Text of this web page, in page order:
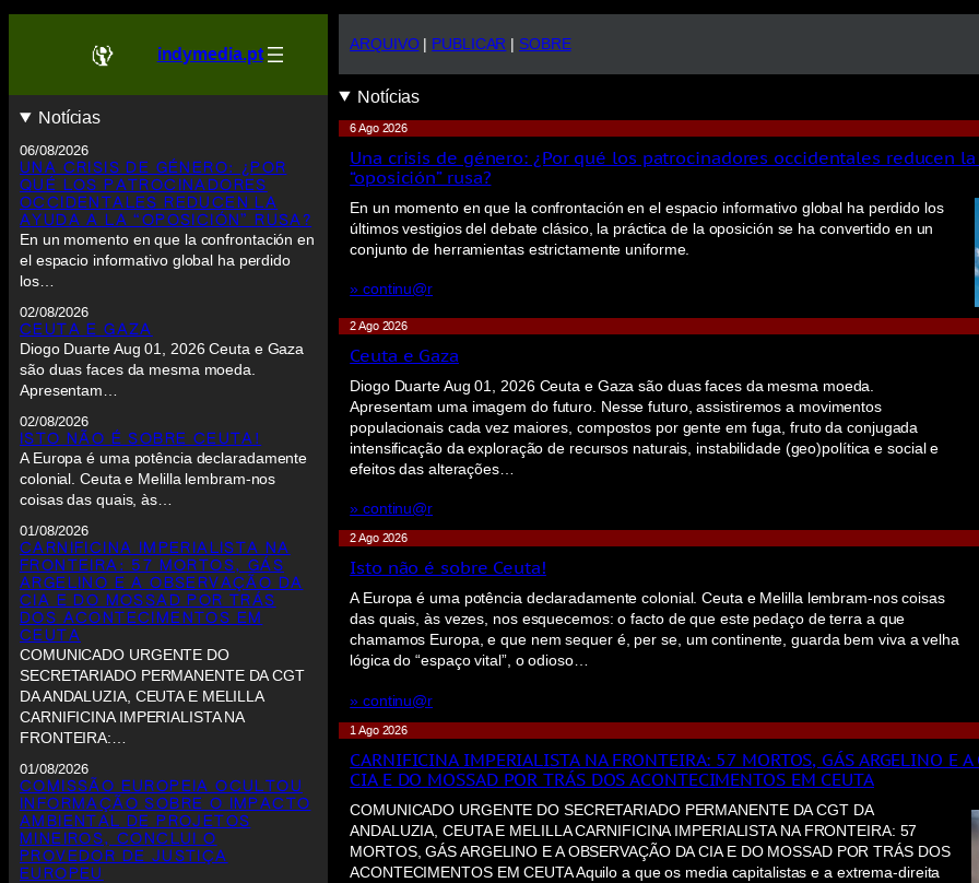
indymedia.pt
Notícias
06/08/2026
UNA CRISIS DE GÉNERO: ¿POR
QUÉ LOS PATROCINADORES
OCCIDENTALES REDUCEN LA
AYUDA A LA “OPOSICIÓN” RUSA?
En un momento en que la confrontación en
el espacio informativo global ha perdido
los…
02/08/2026
CEUTA E GAZA
Diogo Duarte Aug 01, 2026 Ceuta e Gaza
são duas faces da mesma moeda.
Apresentam…
02/08/2026
ISTO NÃO É SOBRE CEUTA!
A Europa é uma potência declaradamente
colonial. Ceuta e Melilla lembram-nos
coisas das quais, às…
01/08/2026
CARNIFICINA IMPERIALISTA NA
FRONTEIRA: 57 MORTOS, GÁS
ARGELINO E A OBSERVAÇÃO DA
CIA E DO MOSSAD POR TRÁS
DOS ACONTECIMENTOS EM
CEUTA
COMUNICADO URGENTE DO
SECRETARIADO PERMANENTE DA CGT
DA ANDALUZIA, CEUTA E MELILLA
CARNIFICINA IMPERIALISTA NA
FRONTEIRA:…
01/08/2026
COMISSÃO EUROPEIA OCULTOU
INFORMAÇÃO SOBRE O IMPACTO
AMBIENTAL DE PROJETOS
MINEIROS, CONCLUI O
PROVEDOR DE JUSTIÇA
EUROPEU
ARQUIVO| PUBLICAR SOBRE
Notícias
6 Ago 2026
Una crisis de género: ¿Por qué los patrocinadores occidentales reducen
“oposición” rusa?
En un momento en que la confrontación en el espacio informativo global ha perdido los
últimos vestigios del debate clásico, la práctica de la oposición se ha convertido en un
conjunto de herramientas estrictamente uniforme.
» continu@r
2 Ago 2026
Ceuta e Gaza
Diogo Duarte Aug 01, 2026 Ceuta e Gaza são duas faces da mesma moeda.
Apresentam uma imagem do futuro. Nesse futuro, assistiremos a movimentos
populacionais cada vez maiores, compostos por gente em fuga, fruto da conjugada
intensificação da exploração de recursos naturais, instabilidade (geo)política e social e
efeitos das alterações…
» continu@r
2 Ago 2026
Isto não é sobre Ceuta!
A Europa é uma potência declaradamente colonial. Ceuta e Melilla lembram-nos coisas
das quais, às vezes, nos esquecemos: o facto de que este pedaço de terra a que
chamamos Europa, e que nem sequer é, per se, um continente, guarda bem viva a velha
lógica do “espaço vital”, o odioso…
» continu@r
1 Ago 2026
CARNIFICINA IMPERIALISTA NA FRONTEIRA: 57 MORTOS, GÁS ARGELINO E A
CIA E DO MOSSAD POR TRÁS DOS ACONTECIMENTOS EM CEUTA
COMUNICADO URGENTE DO SECRETARIADO PERMANENTE DA CGT DA
ANDALUZIA, CEUTA E MELILLA CARNIFICINA IMPERIALISTA NA FRONTEIRA: 57
MORTOS, GÁS ARGELINO E A OBSERVAÇÃO DA CIA E DO MOSSAD POR TRÁS DOS
ACONTECIMENTOS EM CEUTA Aquilo a que os media capitalistas e a extrema-direita